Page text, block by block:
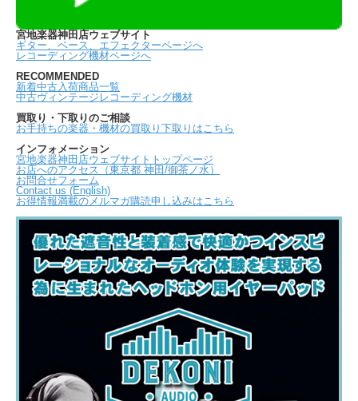
宮地楽器神田店ウェブサイト
ギター、ベース、エフェクターページへ
レコーディング機材ページへ
RECOMMENDED
新着中古入荷商品一覧
中古ヴィンテージレコーディング機材
買取り・下取りのご相談
お手持ちの楽器・機材の買取り下取りはこちら
インフォメーション
宮地楽器神田店ウェブサイトトップページ
お店へのアクセス（東京都 神田/御茶ノ水）
お問合せフォーム
Contact us (English)
お得情報満載のメルマガ購読申し込みはこちら